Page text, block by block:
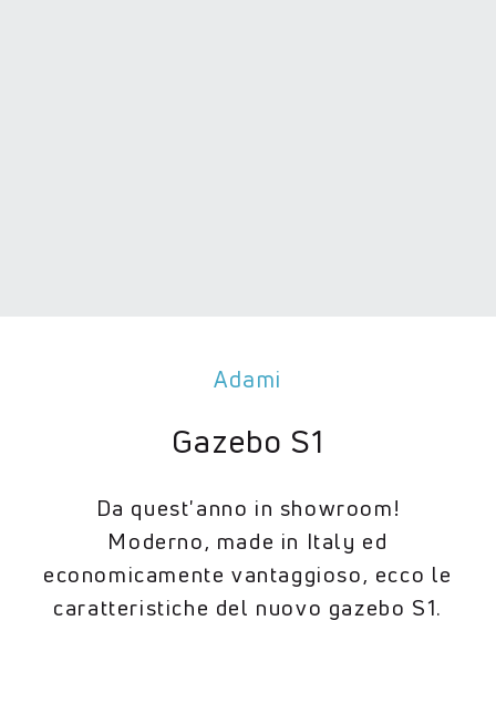
Adami
Gazebo S1
Da quest'anno in showroom!
Moderno, made in Italy ed
economicamente vantaggioso, ecco le
caratteristiche del nuovo gazebo S1.